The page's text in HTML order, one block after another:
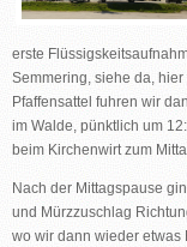
erste
Semmering, siehe da,
Pfaffensattel fuhren wir
im Walde, pünktlich um
beim Kirchenwirt zum
Nach der Mittagspause
und Mürzzuschlag
wo wir dann wieder etwas